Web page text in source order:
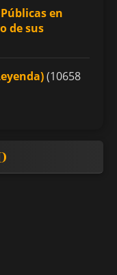
en
de sus
(10658